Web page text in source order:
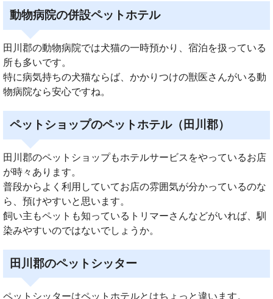
動物病院の併設ペットホテル
田川郡の動物病院では犬猫の一時預かり、宿泊を扱っている
所も多いです。
特に病気持ちの犬猫ならば、かかりつけの獣医さんがいる動
物病院なら安心ですね。
ペットショップのペットホテル（田川郡）
田川郡のペットショップもホテルサービスをやっているお店
が時々あります。
普段からよく利用していてお店の雰囲気が分かっているのな
ら、預けやすいと思います。
飼い主もペットも知っているトリマーさんなどがいれば、馴
染みやすいのではないでしょうか。
田川郡のペットシッター
ペットシッターはペットホテルとはちょっと違います。